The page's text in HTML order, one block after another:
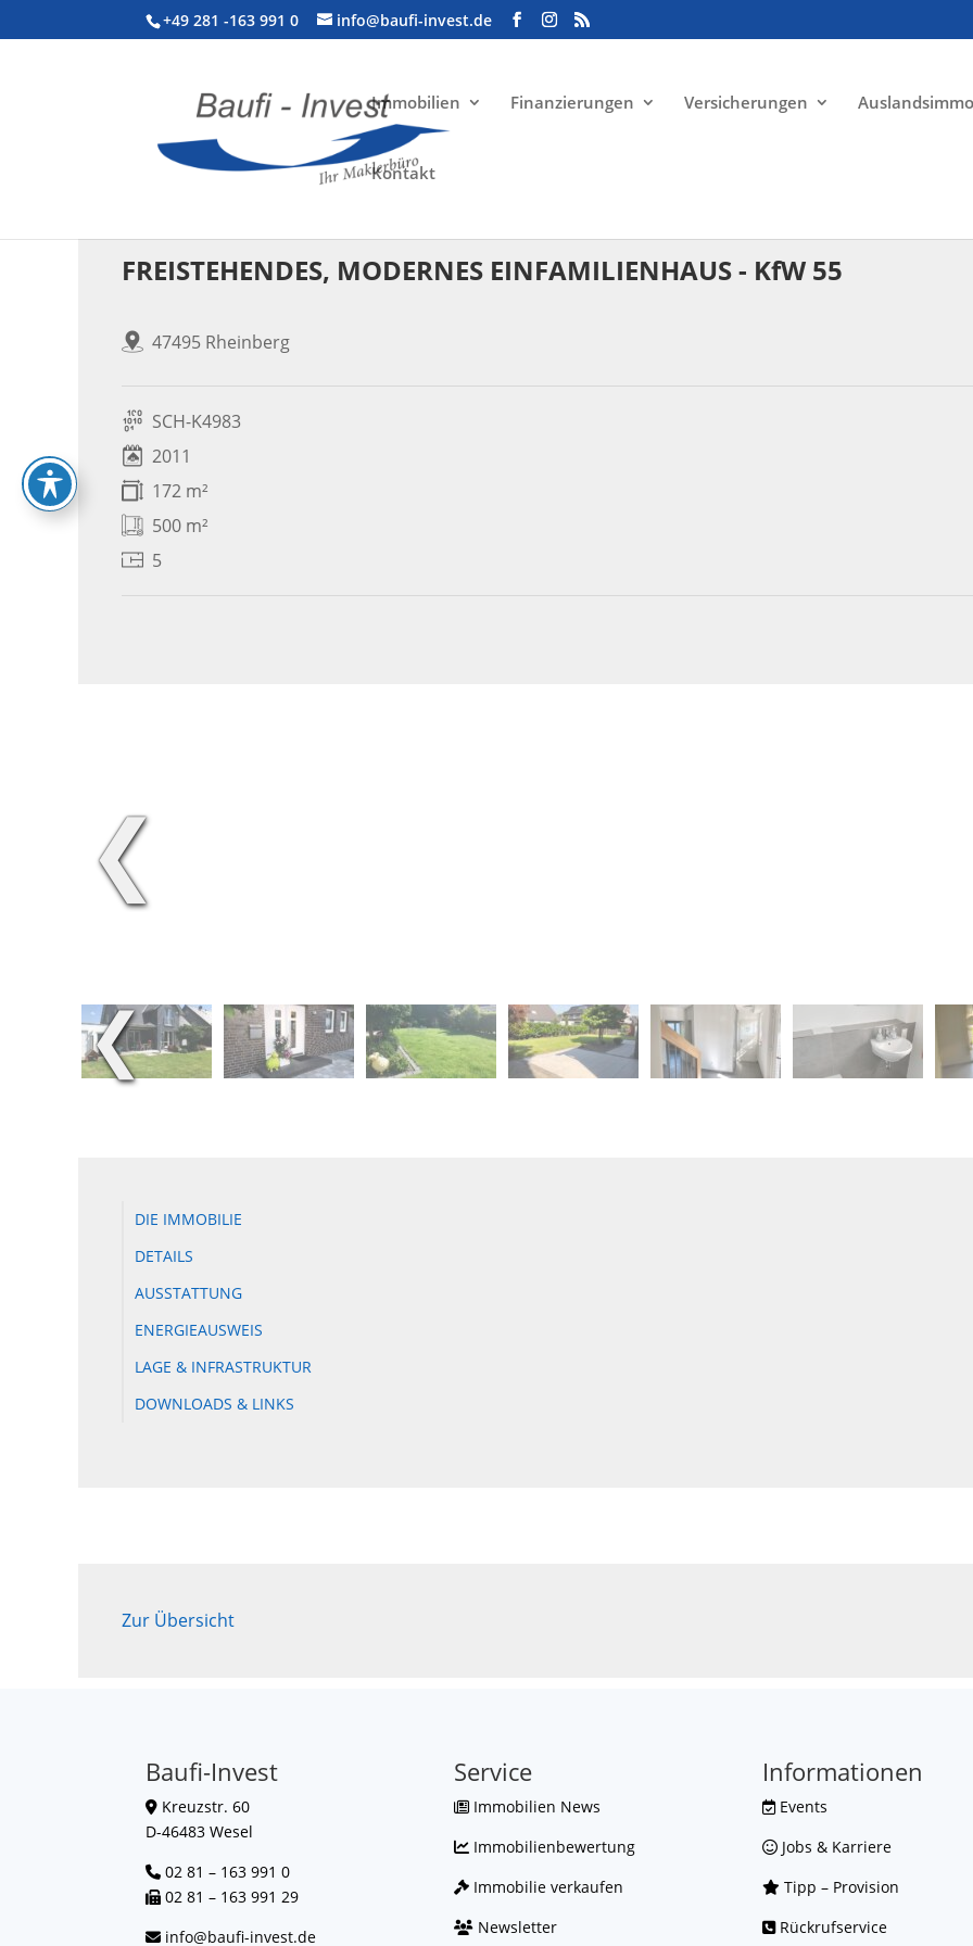
+49 281 -163 991 0 info@baufi-invest.de
Immobilien Finanzierungen Versicherungen
Kontakt
FREISTEHENDES, MODERNES EINFAMILIENHAUS - KfW 55
47495 Rheinberg
SCH-K4983
2011
172 m²
500 m²
5
❮
❮
DIE IMMOBILIE
DETAILS
AUSSTATTUNG
ENERGIEAUSWEIS
LAGE & INFRASTRUKTUR
DOWNLOADS & LINKS
Zur Übersicht
Baufi-Invest
Kreuzstr. 60
D-46483 Wesel
02 81 – 163 991 0
02 81 – 163 991 29
info@baufi-invest.de
Service
Immobilien News
Immobilienbewertung
Immobilie verkaufen
Newsletter
Informationen
Events
Jobs & Karriere
Tipp – Provision
Rückrufservice